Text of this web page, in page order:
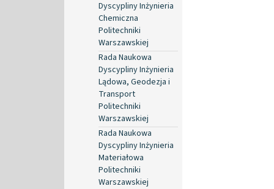
Dyscypliny Inżynieria
Chemiczna
Politechniki
Warszawskiej
Rada Naukowa
Dyscypliny Inżynieria
Lądowa, Geodezja i
Transport
Politechniki
Warszawskiej
Rada Naukowa
Dyscypliny Inżynieria
Materiałowa
Politechniki
Warszawskiej